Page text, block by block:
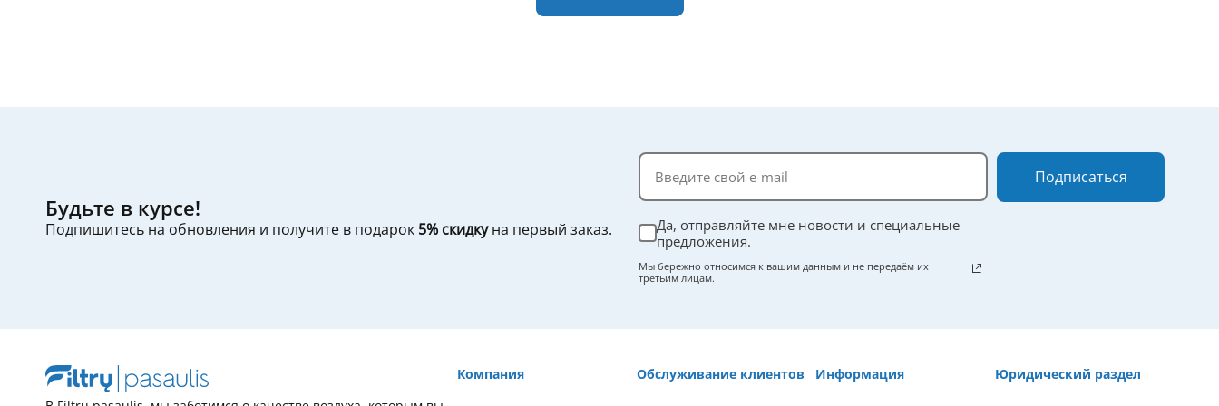
Будьте в курсе!
Подпишитесь на обновления и получите в подарок 5% скидкуна первый заказ.
Да, отправляйте мне новости и специальные
предложения.
Мы бережно относимся к вашим данным и не передаём их
третьим лицам.
Подписаться
Компания Обслуживание клиентов Информация Юридический раздел